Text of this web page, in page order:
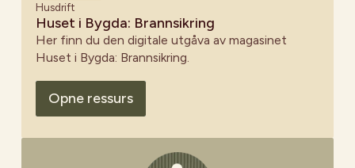
Husdrift
Huset i Bygda: Brannsikring
Her finn du den digitale utgåva av magasinet
Huset i Bygda: Brannsikring.
Opne ressurs